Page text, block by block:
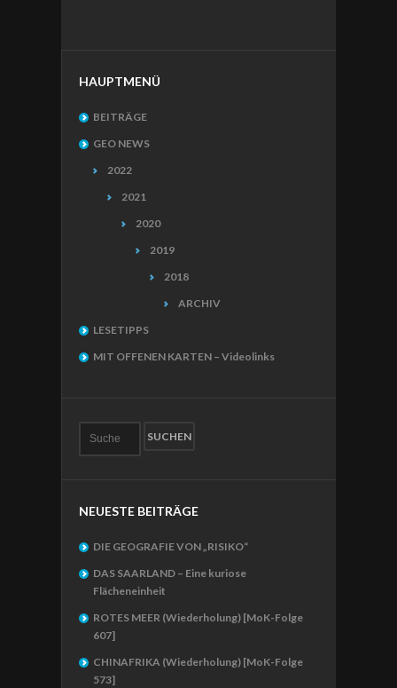
HAUPTMENÜ
BEITRÄGE
GEO NEWS
2022
2021
2020
2019
2018
ARCHIV
LESETIPPS
MIT OFFENEN KARTEN – Videolinks
NEUESTE BEITRÄGE
DIE GEOGRAFIE VON „RISIKO“
DAS SAARLAND – Eine kuriose
Flächeneinheit
ROTES MEER (Wiederholung) [MoK-Folge
607]
CHINAFRIKA (Wiederholung) [MoK-Folge
573]